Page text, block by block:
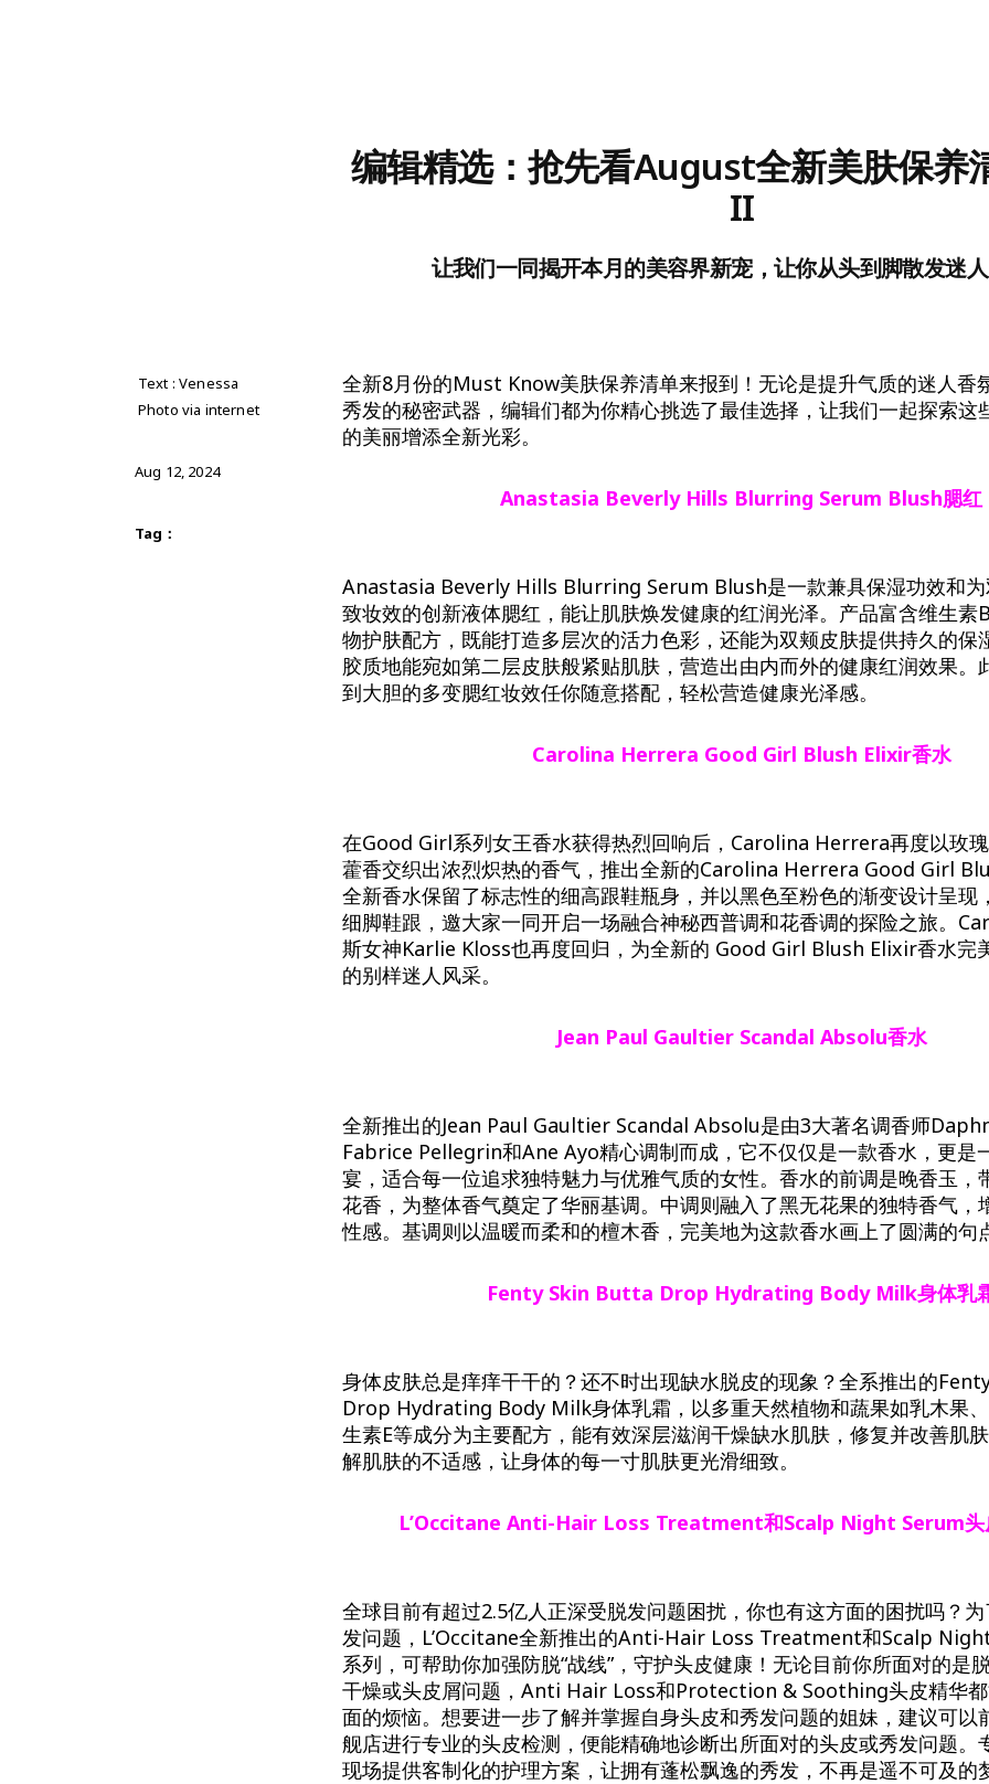
编辑精选：抢先看August全新美肤保养
II
让我们一同揭开本月的美容界新宠，让你从头到脚散发迷
Text : Venessa
Photo via internet
Aug 12, 2024
Tag：
全新8月份的Must Know美肤保养清单来报到！无论是提升气质的迷人香
秀发的秘密武器，编辑们都为你精心挑选了最佳选择，让我们一起探索这
的美丽增添全新光彩。
Anastasia Beverly Hills Blurring Serum Blush腮红
Anastasia Beverly Hills Blurring Serum Blush是一款兼具保湿功效和为
致妆效的创新液体腮红，能让肌肤焕发健康的红润光泽。产品富含维生素
物护肤配方，既能打造多层次的活力色彩，还能为双颊皮肤提供持久的保
胶质地能宛如第二层皮肤般紧贴肌肤，营造出由内而外的健康红润效果。
到大胆的多变腮红妆效任你随意搭配，轻松营造健康光泽感。
Carolina Herrera Good Girl Blush Elixir香水
在Good Girl系列女王香水获得热烈回响后，Carolina Herrera再度以玫
藿香交织出浓烈炽热的香气，推出全新的Carolina Herrera Good Girl
全新香水保留了标志性的细高跟鞋瓶身，并以黑色至粉色的渐变设计呈现
细脚鞋跟，邀大家一同开启一场融合神秘西普调和花香调的探险之旅。
斯女神Karlie Kloss也再度回归，为全新的 Good Girl Blush Elixir香水完
的别样迷人风采。
Jean Paul Gaultier Scandal Absolu香水
全新推出的Jean Paul Gaultier Scandal Absolu是由3大著名调香师
Fabrice Pellegrin和Ane Ayo精心调制而成，它不仅仅是一款香水，更是
宴，适合每一位追求独特魅力与优雅气质的女性。香水的前调是晚香玉，
花香，为整体香气奠定了华丽基调。中调则融入了黑无花果的独特香气，
性感。基调则以温暖而柔和的檀木香，完美地为这款香水画上了圆满的句
Fenty Skin Butta Drop Hydrating Body Milk身体乳
身体皮肤总是痒痒干干的？还不时出现缺水脱皮的现象？全系推出的
Drop Hydrating Body Milk身体乳霜，以多重天然植物和蔬果如乳木果
生素E等成分为主要配方，能有效深层滋润干燥缺水肌肤，修复并改善肌
解肌肤的不适感，让身体的每一寸肌肤更光滑细致。
L’Occitane Anti-Hair Loss Treatment和Scalp Night Serum头
全球目前有超过2.5亿人正深受脱发问题困扰，你也有这方面的困扰吗？
发问题，L’Occitane全新推出的Anti-Hair Loss Treatment和Scalp
系列，可帮助你加强防脱“战线”，守护头皮健康！无论目前你所面对的是
干燥或头皮屑问题，Anti Hair Loss和Protection & Soothing头皮精华
面的烦恼。想要进一步了解并掌握自身头皮和秀发问题的姐妹，建议可以
舰店进行专业的头皮检测，便能精确地诊断出所面对的头皮或秀发问题。
现场提供客制化的护理方案，让拥有蓬松飘逸的秀发，不再是遥不可及的